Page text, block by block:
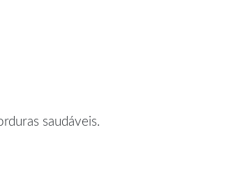
saudáveis.